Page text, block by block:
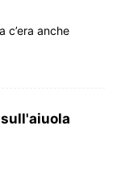
c’era anche